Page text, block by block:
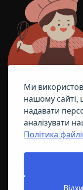
Ми
нашому
надавати
аналізувати
Політика